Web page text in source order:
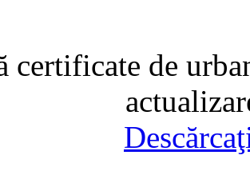
certificate de